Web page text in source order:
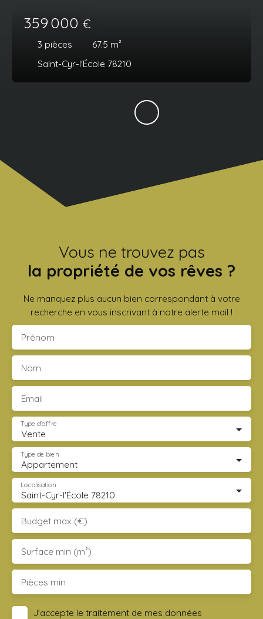
359 000 €
3 pièces 67.5 m²
Saint-Cyr-l'École 78210
Vous ne trouvez pas
la propriété de vos rêves ?
Ne manquez plus aucun bien correspondant à votre
recherche en vous inscrivant à notre alerte mail !
Prénom
Nom
Email
Vente
Type d'offre
Appartement
Type de bien
Saint-Cyr-l'École 78210
Localisation
Budget max (€)
Surface min (m²)
Pièces min
J'accepte le traitement de mes données